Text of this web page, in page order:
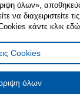
όλων»,
να διαχειριστείτε
κάντε κλικ
Cookies
όλων